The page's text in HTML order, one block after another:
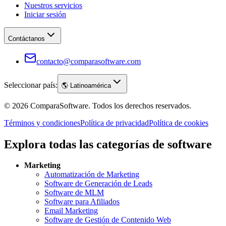
Nuestros servicios
Iniciar sesión
Contáctanos
contacto@comparasoftware.com
Seleccionar país: 🌎 Latinoamérica
© 2026 ComparaSoftware. Todos los derechos reservados.
Términos y condicionesPolítica de privacidadPolítica de cookies
Explora todas las categorías de software
Marketing
Automatización de Marketing
Software de Generación de Leads
Software de MLM
Software para Afiliados
Email Marketing
Software de Gestión de Contenido Web